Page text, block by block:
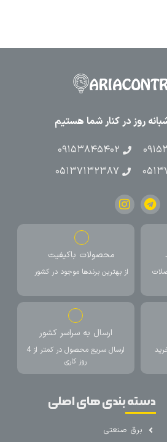
۰۹۱۵۳۸۴۵۴۰۲
۰۵۱۳۷۱۳۲۳۸۷
محصولات باکیفیت
از بهترین برندها موجود در کشور
ارسال به سراسر کشور
ارسال سریع محصول در کمتر از 4
روز کاری
دسته بندی های اصلی
برق صنعتی